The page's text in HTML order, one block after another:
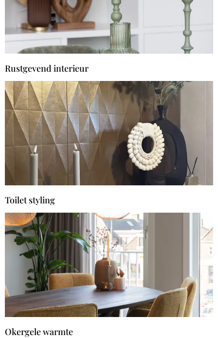
Rustgevend interieur
Toilet styling
Okergele warmte